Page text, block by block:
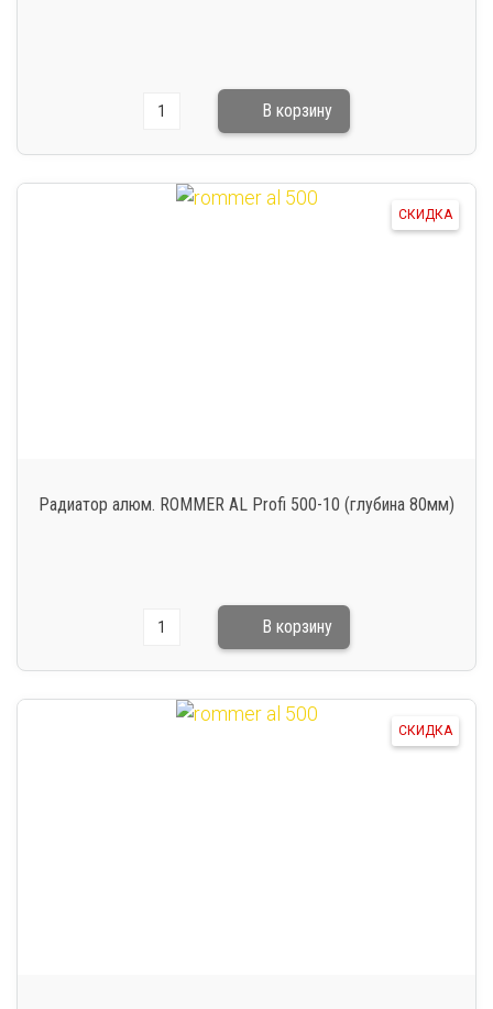
СКИДКА
Радиатор алюм. ROMMER AL Profi 500-10 (глубина 80мм)
СКИДКА